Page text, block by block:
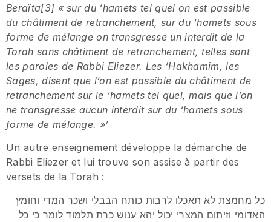
Beraïta[3] « sur du ‘hamets tel quel on est passible
du châtiment de retranchement, sur du ‘hamets sous
forme de mélange on transgresse un interdit de la
Torah sans châtiment de retranchement, telles sont
les paroles de Rabbi Eliezer. Les ‘Hakhamim, les
Sages, disent que l’on est passible du châtiment de
retranchement sur le ‘hamets tel quel, mais que l’on
ne transgresse aucun interdit sur du ‘hamets sous
forme de mélange. »’
Un autre enseignement développe la démarche de
Rabbi Eliezer et lui trouve son assise à partir des
versets de la Torah :
כל מחמצת לא תאכלו לרבות כותח הבבלי ושכר המדי וחומץ
האדומי וזיתום המצרי יכול יהא ענוש כרת תלמוד לומר כי כל